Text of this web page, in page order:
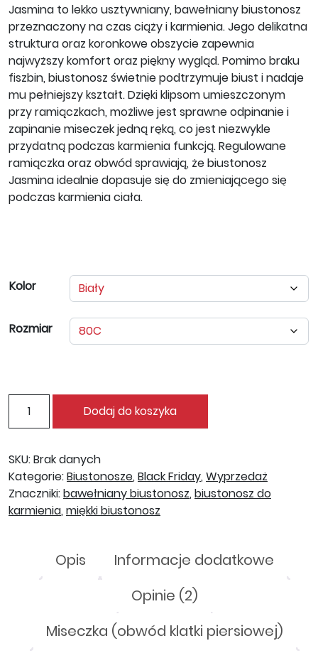
Jasmina to lekko usztywniany, bawełniany biustonosz
przeznaczony na czas ciąży i karmienia. Jego delikatna
struktura oraz koronkowe obszycie zapewnia
najwyższy komfort oraz piękny wygląd. Pomimo braku
fiszbin, biustonosz świetnie podtrzymuje biust i nadaje
mu pełniejszy kształt. Dzięki klipsom umieszczonym
przy ramiączkach, możliwe jest sprawne odpinanie i
zapinanie miseczek jedną ręką, co jest niezwykle
przydatną podczas karmienia funkcją. Regulowane
ramiączka oraz obwód sprawiają, że biustonosz
Jasmina idealnie dopasuje się do zmieniającego się
podczas karmienia ciała.
Kolor
Rozmiar
Dodaj do koszyka
SKU:Brak danych
Kategorie:Biustonosze, Black Friday, Wyprzedaż
Znaczniki:bawełniany biustonosz, biustonosz do
karmienia, miękki biustonosz
Opis
Informacje dodatkowe
Opinie (2)
Miseczka (obwód klatki piersiowej)